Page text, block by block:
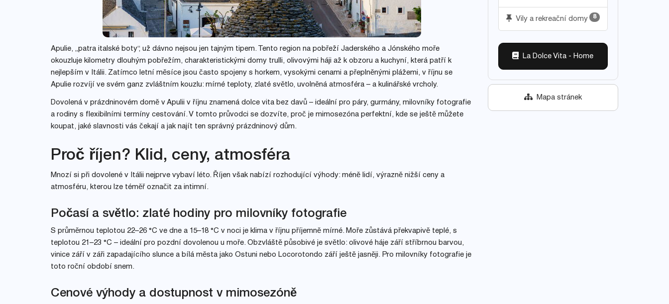
Apulie, „patra italské boty“, už dávno nejsou jen tajným tipem. Tento region na pobřeží Jaderského a Jónského moře
okouzluje kilometry dlouhým pobřežím, charakteristickými domy trulli, olivovými háji až k obzoru a kuchyní, která patří k
nejlepším v Itálii. Zatímco letní měsíce jsou často spojeny s horkem, vysokými cenami a přeplněnými plážemi, v říjnu se
Apulie rozvíjí ve svém ganz zvláštním kouzlu: mírné teploty, zlaté světlo, uvolněná atmosféra – a kulinářské vrcholy.
Dovolená v prázdninovém domě v Apulii v říjnu znamená dolce vita bez davů – ideální pro páry, gurmány, milovníky fotografie
a rodiny s flexibilními termíny cestování. V tomto průvodci se dozvíte, proč je mimosezóna perfektní, kde se ještě můžete
koupat, jaké slavnosti vás čekají a jak najít ten správný prázdninový dům.
Proč říjen? Klid, ceny, atmosféra
Mnozí si při dovolené v Itálii nejprve vybaví léto. Říjen však nabízí rozhodující výhody: méně lidí, výrazně nižší ceny a
atmosféru, kterou lze téměř označit za intimní.
Počasí a světlo: zlaté hodiny pro milovníky fotografie
S průměrnou teplotou 22–26 °C ve dne a 15–18 °C v noci je klima v říjnu příjemně mírné. Moře zůstává překvapivě teplé, s
teplotou 21–23 °C – ideální pro pozdní dovolenou u moře. Obzvláště působivé je světlo: olivové háje září stříbrnou barvou,
vinice září v záři zapadajícího slunce a bílá města jako Ostuni nebo Locorotondo září ještě jasněji. Pro milovníky fotografie je
toto roční období snem.
Cenové výhody a dostupnost v mimosezóně
8
Vily a rekreační domy
La Dolce Vita - Home
Mapa stránek